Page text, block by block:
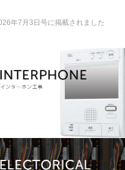
年7月3日号に掲載されました